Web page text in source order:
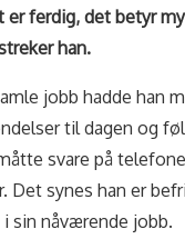
er ferdig, det betyr
han.
jobb hadde han
til dagen og
svare på
Det synes han er
i sin nåværende jobb.